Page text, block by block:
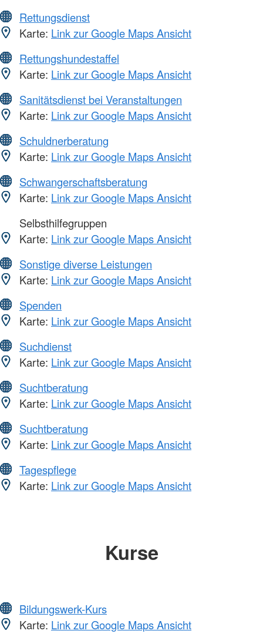
Rettungsdienst
Karte: Link zur Google Maps Ansicht
Rettungshundestaffel
Karte: Link zur Google Maps Ansicht
Sanitätsdienst bei Veranstaltungen
Karte: Link zur Google Maps Ansicht
Schuldnerberatung
Karte: Link zur Google Maps Ansicht
Schwangerschaftsberatung
Karte: Link zur Google Maps Ansicht
Selbsthilfegruppen
Karte: Link zur Google Maps Ansicht
Sonstige diverse Leistungen
Karte: Link zur Google Maps Ansicht
Spenden
Karte: Link zur Google Maps Ansicht
Suchdienst
Karte: Link zur Google Maps Ansicht
Suchtberatung
Karte: Link zur Google Maps Ansicht
Suchtberatung
Karte: Link zur Google Maps Ansicht
Tagespflege
Karte: Link zur Google Maps Ansicht
Kurse
Bildungswerk-Kurs
Karte: Link zur Google Maps Ansicht